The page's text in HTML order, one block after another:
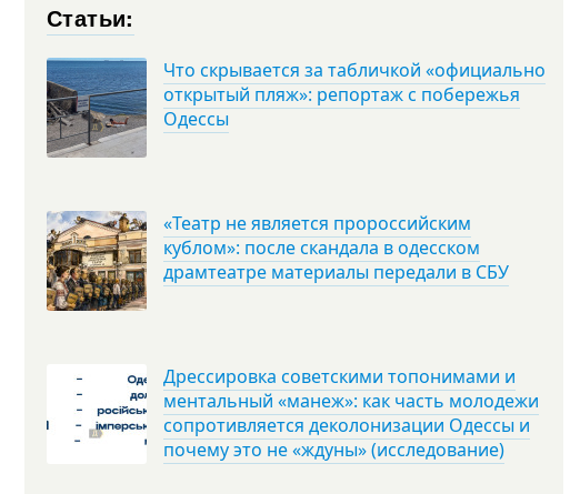
Статьи:
Что скрывается за табличкой «официально
открытый пляж»: репортаж с побережья
Одессы
«Театр не является пророссийским
кублом»: после скандала в одесском
драмтеатре материалы передали в СБУ
Дрессировка советскими топонимами и
ментальный «манеж»: как часть молодежи
сопротивляется деколонизации Одессы и
почему это не «ждуны» (исследование)